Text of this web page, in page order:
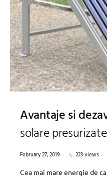
Avantaje si
solare presurizate
February 27, 2019 223 views
Cea mai mare energie de